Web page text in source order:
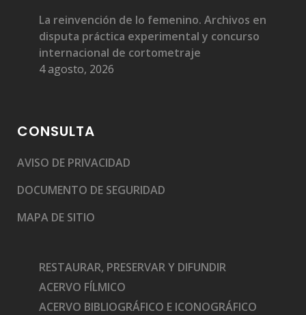
La reinvención de lo femenino. Archivos en
disputa práctica experimental y concurso
internacional de cortometraje
4 agosto, 2026
CONSULTA
AVISO DE PRIVACIDAD
DOCUMENTO DE SEGURIDAD
MAPA DE SITIO
RESTAURAR, PRESERVAR Y DIFUNDIR
ACERVO FÍLMICO
ACERVO BIBLIOGRÁFICO E ICONOGRÁFICO